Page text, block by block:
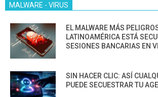
MALWARE - VIRUS
EL MALWARE MÁS
LATINOAMÉRICA ESTÁ
SESIONES BANCARIAS EN
SIN HACER CLIC: ASÍ
PUEDE SECUESTRAR TU